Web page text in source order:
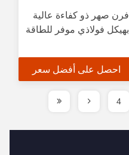
فرن صهر ذو كفاءة عالية
بهيكل فولاذي موفر للطاقة
احصل على أفضل سعر
4